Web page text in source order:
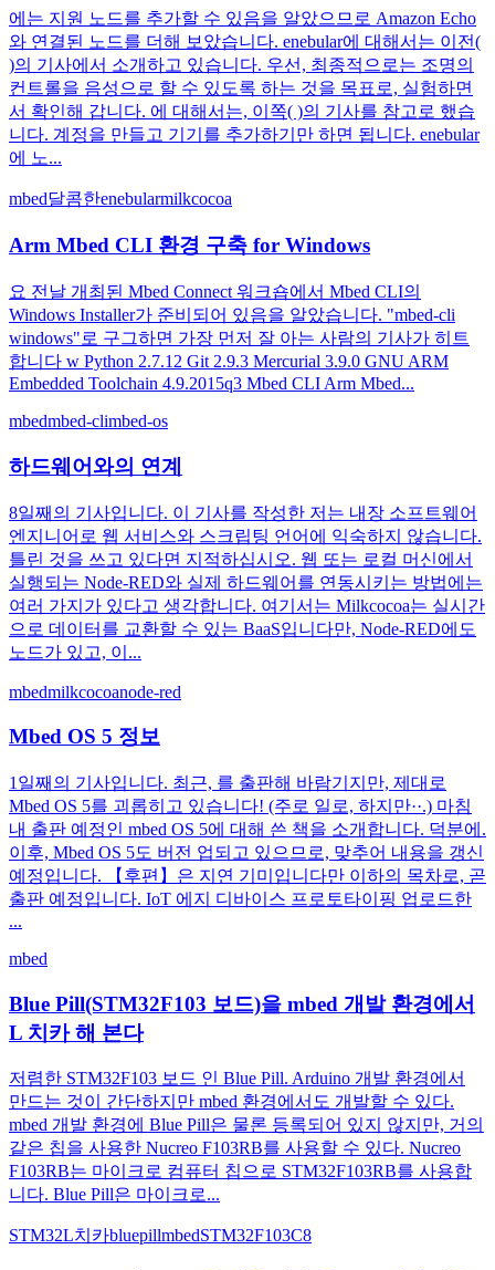
에는 지원 노드를 추가할 수 있음을 알았으므로 Amazon Echo
와 연결된 노드를 더해 보았습니다. enebular에 대해서는 이전(
)의 기사에서 소개하고 있습니다. 우선, 최종적으로는 조명의
컨트롤을 음성으로 할 수 있도록 하는 것을 목표로, 실험하면
서 확인해 갑니다. 에 대해서는, 이쪽( )의 기사를 참고로 했습
니다. 계정을 만들고 기기를 추가하기만 하면 됩니다. enebular
에 노...
mbed달콤한enebularmilkcocoa
Arm Mbed CLI 환경 구축 for Windows
요 전날 개최된 Mbed Connect 워크숍에서 Mbed CLI의
Windows Installer가 준비되어 있음을 알았습니다. "mbed-cli
windows"로 구그하면 가장 먼저 잘 아는 사람의 기사가 히트
합니다 w Python 2.7.12 Git 2.9.3 Mercurial 3.9.0 GNU ARM
Embedded Toolchain 4.9.2015q3 Mbed CLI Arm Mbed...
mbedmbed-climbed-os
하드웨어와의 연계
8일째의 기사입니다. 이 기사를 작성한 저는 내장 소프트웨어
엔지니어로 웹 서비스와 스크립팅 언어에 익숙하지 않습니다.
틀린 것을 쓰고 있다면 지적하십시오. 웹 또는 로컬 머신에서
실행되는 Node-RED와 실제 하드웨어를 연동시키는 방법에는
여러 가지가 있다고 생각합니다. 여기서는 Milkcocoa는 실시간
으로 데이터를 교환할 수 있는 BaaS입니다만, Node-RED에도
노드가 있고, 이...
mbedmilkcocoanode-red
Mbed OS 5 정보
1일째의 기사입니다. 최근, 를 출판해 바람기지만, 제대로
Mbed OS 5를 괴롭히고 있습니다! (주로 일로, 하지만··.) 마침
내 출판 예정인 mbed OS 5에 대해 쓴 책을 소개합니다. 덕분에.
이후, Mbed OS 5도 버전 업되고 있으므로, 맞추어 내용을 갱신
예정입니다. 【후편】은 지연 기미입니다만 이하의 목차로, 곧
출판 예정입니다. IoT 에지 디바이스 프로토타이핑 업로드한
...
mbed
Blue Pill(STM32F103 보드)을 mbed 개발 환경에서
L 치카 해 본다
저렴한 STM32F103 보드 인 Blue Pill. Arduino 개발 환경에서
만드는 것이 간단하지만 mbed 환경에서도 개발할 수 있다.
mbed 개발 환경에 Blue Pill은 물론 등록되어 있지 않지만, 거의
같은 칩을 사용한 Nucreo F103RB를 사용할 수 있다. Nucreo
F103RB는 마이크로 컴퓨터 칩으로 STM32F103RB를 사용합
니다. Blue Pill은 마이크로...
STM32L치카bluepillmbedSTM32F103C8